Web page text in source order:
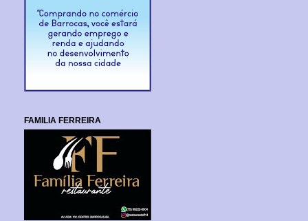
FAMILIA FERREIRA